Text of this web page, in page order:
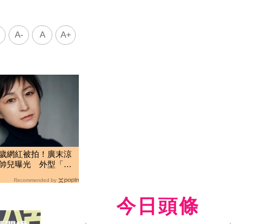
A- A A+
網紅被拍！廣末涼
兒曝光 外型「複
Recommended by
今日頭條